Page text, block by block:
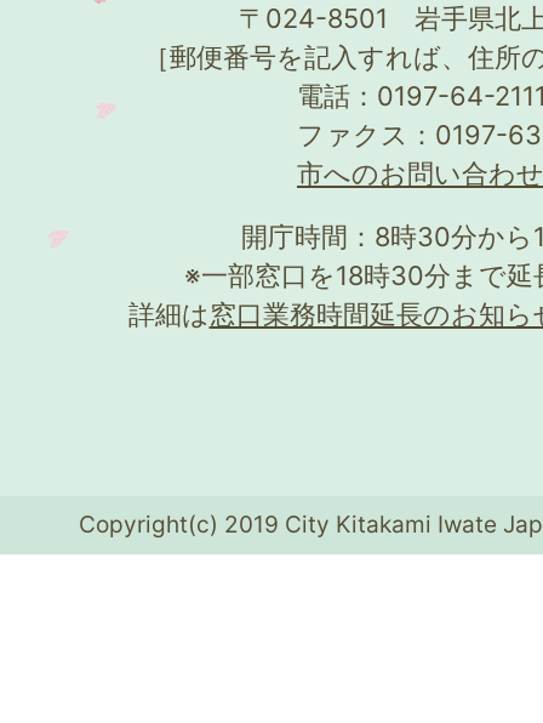
〒024-8501 岩手県北
［郵便番号を記入すれば、住所
電話：0197-64-
ファクス：0197-
市へのお問い合わ
開庁時間：8時30分か
※一部窓口を18時30分まで
詳細は窓口業務時間延長のお知ら
Copyright(c) 2019 City Kitakami Iwate